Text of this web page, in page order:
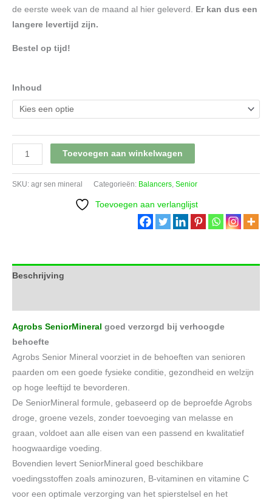
de eerste week van de maand al hier geleverd. Er kan dus een
langere levertijd zijn.
Bestel op tijd!
Inhoud
Agrobs
Senior
Mineral
Toevoegen aan winkelwagen
SKU: agr sen mineral Categorieën: Balancers, Senior
Toevoegen aan verlanglijst
Beschrijving
Agrobs SeniorMineral goed verzorgd bij verhoogde
behoefte
Agrobs Senior Mineral voorziet in de behoeften van senioren
paarden om een goede fysieke conditie, gezondheid en welzijn
op hoge leeftijd te bevorderen.
De SeniorMineral formule, gebaseerd op de beproefde Agrobs
droge, groene vezels, zonder toevoeging van melasse en
graan, voldoet aan alle eisen van een passend en kwalitatief
hoogwaardige voeding.
Bovendien levert SeniorMineral goed beschikbare
voedingsstoffen zoals aminozuren, B-vitaminen en vitamine C
voor een optimale verzorging van het spierstelsel en het